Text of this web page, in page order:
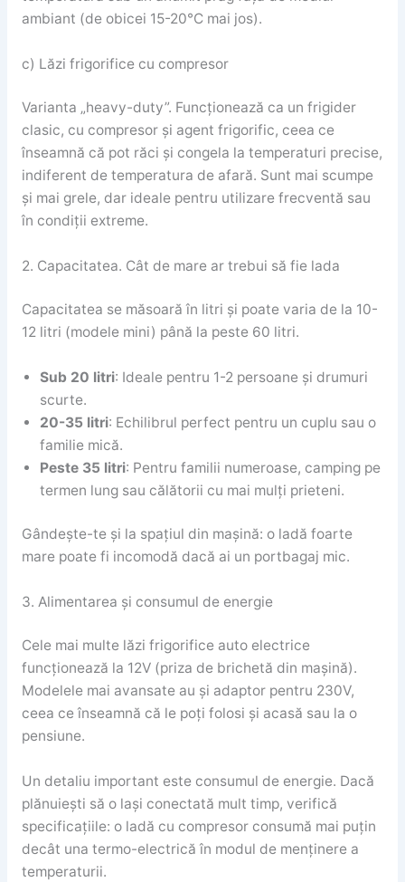
ambiant (de obicei 15-20°C mai jos).
c) Lăzi frigorifice cu compresor
Varianta „heavy-duty”. Funcționează ca un frigider
clasic, cu compresor și agent frigorific, ceea ce
înseamnă că pot răci și congela la temperaturi precise,
indiferent de temperatura de afară. Sunt mai scumpe
și mai grele, dar ideale pentru utilizare frecventă sau
în condiții extreme.
2. Capacitatea. Cât de mare ar trebui să fie lada
Capacitatea se măsoară în litri și poate varia de la 10-
12 litri (modele mini) până la peste 60 litri.
Sub 20 litri: Ideale pentru 1-2 persoane și drumuri
scurte.
20-35 litri: Echilibrul perfect pentru un cuplu sau o
familie mică.
Peste 35 litri: Pentru familii numeroase, camping pe
termen lung sau călătorii cu mai mulți prieteni.
Gândește-te și la spațiul din mașină: o ladă foarte
mare poate fi incomodă dacă ai un portbagaj mic.
3. Alimentarea și consumul de energie
Cele mai multe lăzi frigorifice auto electrice
funcționează la 12V (priza de brichetă din mașină).
Modelele mai avansate au și adaptor pentru 230V,
ceea ce înseamnă că le poți folosi și acasă sau la o
pensiune.
Un detaliu important este consumul de energie. Dacă
plănuiești să o lași conectată mult timp, verifică
specificațiile: o ladă cu compresor consumă mai puțin
decât una termo-electrică în modul de menținere a
temperaturii.